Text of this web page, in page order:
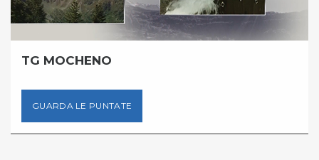
TG MOCHENO
GUARDA LE PUNTATE